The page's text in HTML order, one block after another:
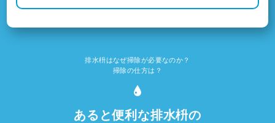
排水枡はなぜ掃除が必要なのか？
掃除の仕方は？
あると便利な排水枡の